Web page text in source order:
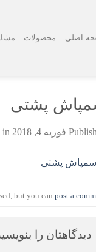
اصلی محصولات
پشتی
فوریه 4, 2018 in
but you can post a
دیدگاهتان را